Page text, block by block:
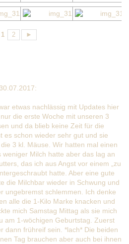
1 2 ►
30.07.2017:
etwas nachlässig mit Updates hier
die erste Woche mit unseren 3
und da blieb keine Zeit für die
es schon wieder sehr gut und sie
3 kl. Mäuse. Wir hatten mal einen
weniger Milch hatte aber das lag an
das ich aus Angst vor einem „zu
hatte. Aber eine gute
die Milchbar wieder in Schwung und
ungebremst schlemmen. Ich denke
alle die 1-Kilo Marke knacken und
mich Samstag Mittag als sie mich
am 1-wöchigen Geburtstag. Zuerst
dann frühreif sein. *lach* Die beiden
Tag brauchen aber auch bei ihnen